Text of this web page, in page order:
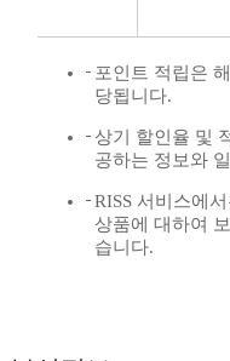
포인트 적립은
당됩니다.
상기 할인율 및
공하는 정보와
RISS 서비스에
상품에 대하여
습니다.